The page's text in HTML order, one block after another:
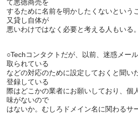
て悪徳商売を
するために名前を明かしたくないという
又貸し自体が
○Techコンタクトだが、以前、迷惑メー
取られている
などの対応のために設定しておくと聞い
登録している
際はどこかの業者にお願いしており、個
味がないので
はないか。むしろドメイン名に関わるサ